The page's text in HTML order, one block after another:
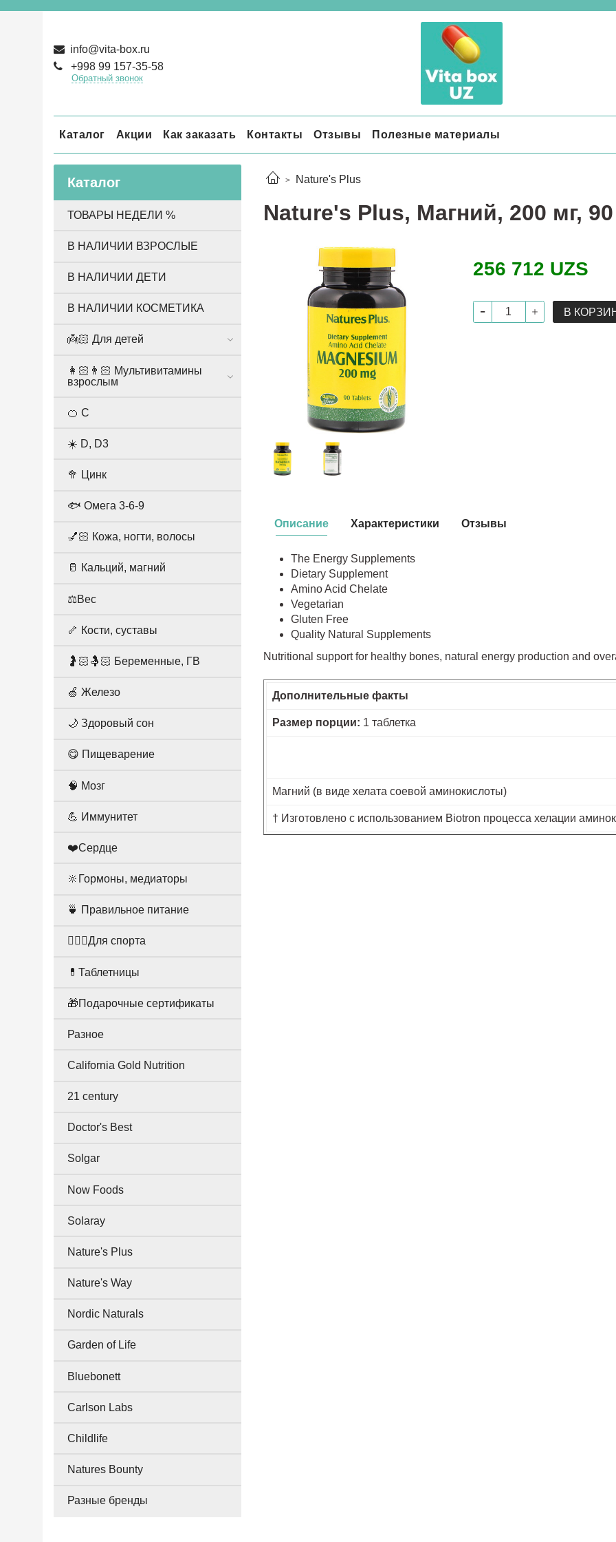
info@vita-box.ru
+998 99 157-35-58
Обратный звонок
Каталог Акции Как заказать Контакты Отзывы Полезные материалы
Nature's Plus
Nature's Plus, Магний, 200 мг,
256 712 UZS
В
Описание
The Energy Supplements
Dietary Supplement
Amino Acid Chelate
Vegetarian
Gluten Free
Quality Natural Supplements
Nutritional support for healthy bones, natural energy production and
Дополнительные факты
Размер порции: 1 таблетка
Магний (в виде хелата соевой аминокислоты)
† Изготовлено с использованием Biotron процесса хелации
Характеристики Отзывы
Каталог
ТОВАРЫ НЕДЕЛИ %
В НАЛИЧИИ ВЗРОСЛЫЕ
В НАЛИЧИИ ДЕТИ
В НАЛИЧИИ КОСМЕТИКА
👼🏻 Для детей
👩🏻👨🏻 Мультивитамины
взрослым
🍊 С
☀️ D, D3
🥦 Цинк
🐟 Омега 3-6-9
💅🏻 Кожа, ногти, волосы
🥛 Кальций, магний
⚖️Вес
🦴 Кости, суставы
🤰🏻🤱🏻 Беременные, ГВ
🍏 Железо
🌙 Здоровый сон
😋 Пищеварение
🧠 Мозг
💪 Иммунитет
❤️Сердце
🔆Гормоны, медиаторы
🍵 Правильное питание
🤸🏻‍♀️Для спорта
💊Таблетницы
🎁Подарочные сертификаты
Разное
California Gold Nutrition
21 century
Doctor's Best
Solgar
Now Foods
Solaray
Nature's Plus
Nature's Way
Nordic Naturals
Garden of Life
Bluebonett
Carlson Labs
Childlife
Natures Bounty
Разные бренды